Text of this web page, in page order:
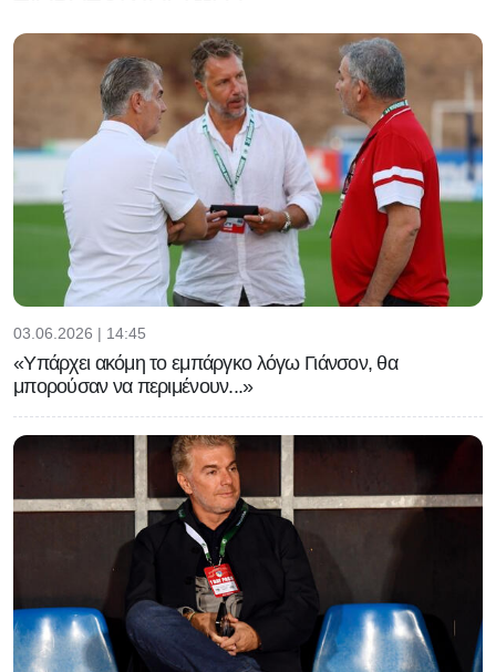
03.06.2026 | 14:45
«Υπάρχει ακόμη το εμπάργκο λόγω Γιάνσον, θα
μπορούσαν να περιμένουν...»